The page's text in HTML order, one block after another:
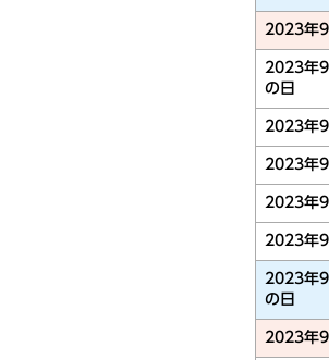
2023年
2023年
の日
2023年
2023年
2023年
2023年
2023年
の日
2023年